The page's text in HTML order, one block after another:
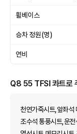
휠베이스
승차 정원(명)
연비
Q8 55 TFSI 콰트로
천연가죽시트,앞좌석
조수석 통풍시트,운